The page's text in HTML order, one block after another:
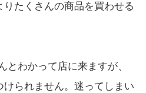
たくさんの商品を買わせる
わかって店に来ますが、
られません。迷ってしまい